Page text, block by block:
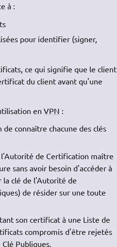
à :
pour identifier (signer,
ce qui signifie que le client
du client avant qu'une
en VPN :
connaître chacune des clés
l'Autorité de Certification maître
sans avoir besoin d'accéder à
la clé de l'Autorité de
de résider sur une toute
son certificat à une Liste de
compromis d'être rejetés
Publiques.